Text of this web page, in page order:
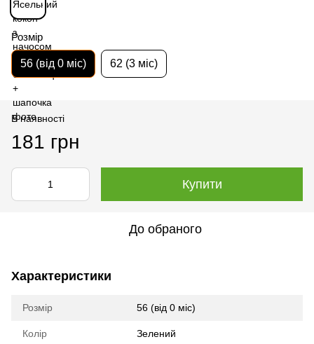
Розмір
56 (від 0 міс) 62 (3 міс)
В наявності
181 грн
Купити
До обраного
Характеристики
Розмір 56 (від 0 міс)
Колір Зелений